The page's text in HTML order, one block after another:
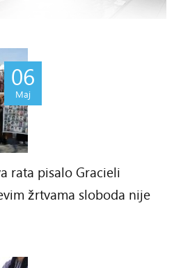
06
Maj
rata pisalo Gracieli
žrtvama sloboda nije